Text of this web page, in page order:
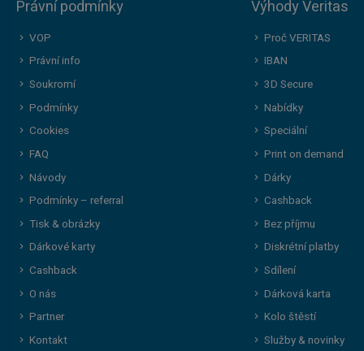
Právní podmínky
VOP
Právní info
Soukromí
Podmínky
Cookies
FAQ
Návody
Podmínky – referral
Tisk & obrázky
Dárkové karty
Cashback
O nás
Partner
Kontakt
Výhody Veritas
Proč VERITAS
IBAN
3D Secure
Nabídky
Speciální
Print on demand
Dárky
Cashback
Bez příjmu
Diskrétní platby
Sdílení
Dárková karta
Kolo štěstí
Služby & novinky